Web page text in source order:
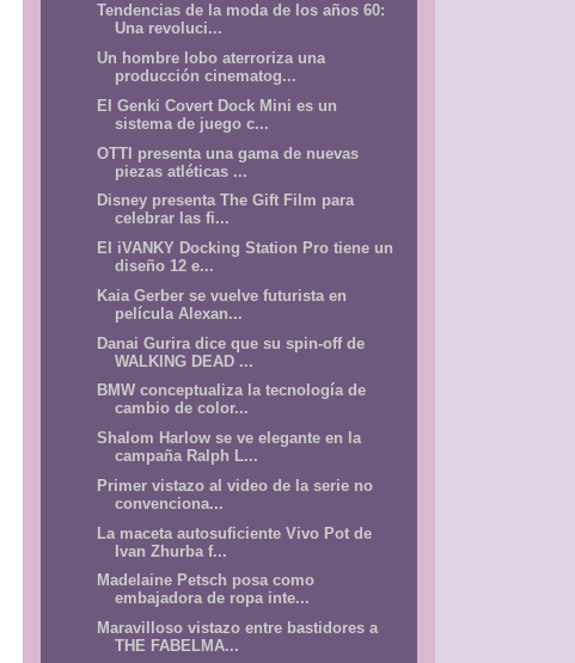
Tendencias de la moda de los años 60:
Una revoluci...
Un hombre lobo aterroriza una
producción cinematog...
El Genki Covert Dock Mini es un
sistema de juego c...
OTTI presenta una gama de nuevas
piezas atléticas ...
Disney presenta The Gift Film para
celebrar las fi...
El iVANKY Docking Station Pro tiene un
diseño 12 e...
Kaia Gerber se vuelve futurista en
película Alexan...
Danai Gurira dice que su spin-off de
WALKING DEAD ...
BMW conceptualiza la tecnología de
cambio de color...
Shalom Harlow se ve elegante en la
campaña Ralph L...
Primer vistazo al video de la serie no
convenciona...
La maceta autosuficiente Vivo Pot de
Ivan Zhurba f...
Madelaine Petsch posa como
embajadora de ropa inte...
Maravilloso vistazo entre bastidores a
THE FABELMA...